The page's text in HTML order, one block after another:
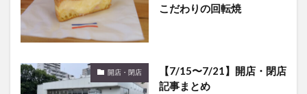
こだわりの回転焼
開店・閉店
【7/15〜7/21】開店・閉店
記事まとめ